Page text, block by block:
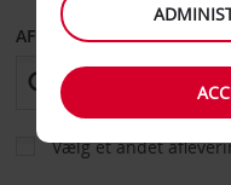
AFHENT FRA
Vælg et andet